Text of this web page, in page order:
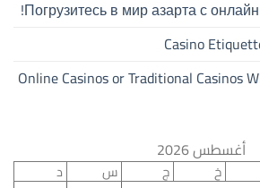
Погрузитесь в мир азарта с
Casino
Online Casinos or Traditional Casinos
أغسطس 2026
خ ج س
د